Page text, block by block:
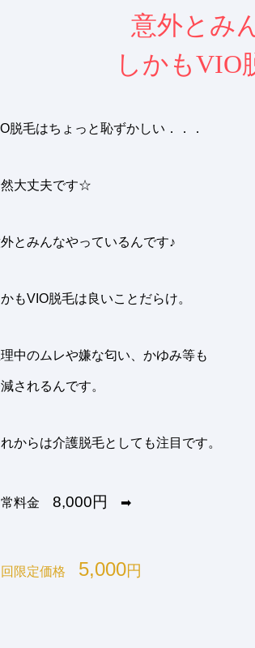
意外とみ
しかもVIO
脱毛はちょっと恥ずかしい．．．
大丈夫です☆
とみんなやっているんです♪
もVIO脱毛は良いことだらけ。
中のムレや嫌な匂い、かゆみ等も
されるんです。
からは介護脱毛としても注目です。
常料金 8,000円 ➡
限定価格 5,000円